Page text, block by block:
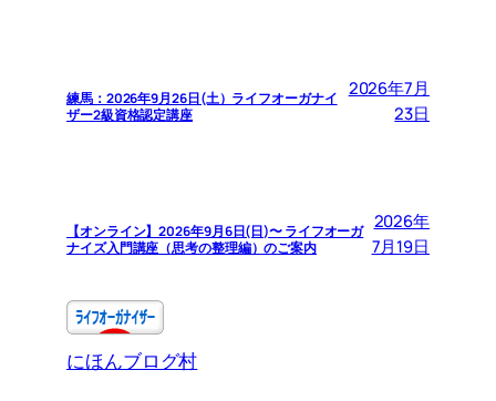
練馬：2026年9月26日(土）ライフオーガナイ
ザー2級資格認定講座
2026年7月
23日
【オンライン】2026年9月6日(日)〜 ライフオーガ
ナイズ入門講座（思考の整理編）のご案内
2026年
7月19日
にほんブログ村